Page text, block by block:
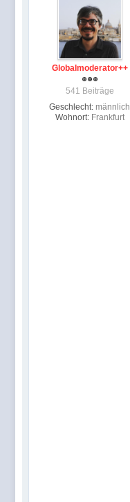
Globalmoderator++
541 Beiträge
Geschlecht: männlich
Wohnort: Frankfurt